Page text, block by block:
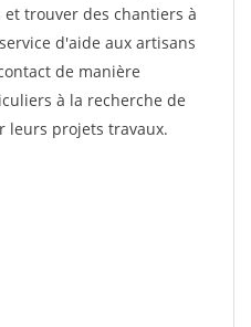
trouver des chantiers à
d'aide aux artisans
de manière
à la recherche de
leurs projets travaux.